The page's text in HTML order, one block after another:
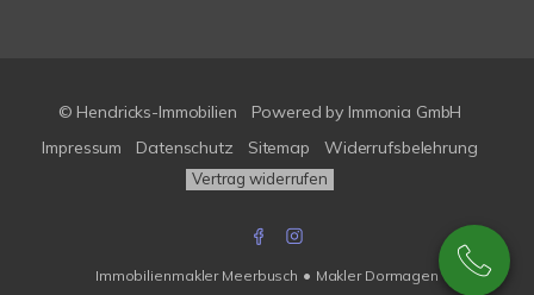
© Hendricks-Immobilien
Powered by Immonia GmbH
Impressum
Datenschutz Sitemap Widerrufsbelehrung
Vertrag widerrufen
Immobilienmakler Meerbusch • Makler Dormagen